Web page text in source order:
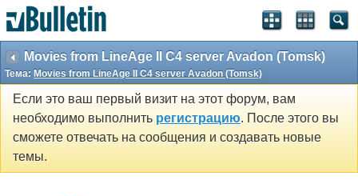
Movies from LineAge II C4 server Avadon (Tomsk)
Тема: Movies from LineAge II C4 server Avadon (Tomsk)
Если это ваш первый визит на этот форум, вам
необходимо выполнить регистрацию. После этого вы
сможете отвечать на сообщения и создавать новые
темы.